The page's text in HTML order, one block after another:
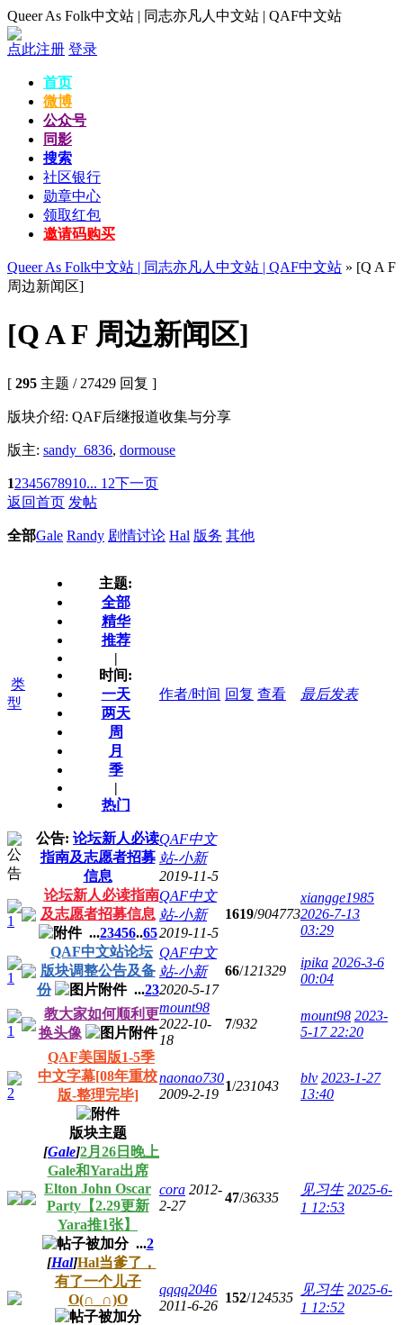
Queer As Folk中文站 | 同志亦凡人中文站 | QAF中文站
点此注册 登录
首页
微博
公众号
同影
搜索
社区银行
勋章中心
领取红包
邀请码购买
Queer As Folk中文站 | 同志亦凡人中文站 | QAF中文站 » [Q A F
周边新闻区]
[Q A F 周边新闻区]
[ 295 主题 / 27429 回复 ]
版块介绍: QAF后继报道收集与分享
版主: sandy_6836, dormouse
12345678910... 12下一页
返回首页 发帖
全部Gale Randy 剧情讨论 Hal 版务 其他
类
型
主题:
全部
精华
推荐
|
时间:
一天
两天
周
月
季
|
热门
作者/时间 回复 查看 最后发表
公告: 论坛新人必读
指南及志愿者招募
信息
QAF中文
站-小新
2019-11-5
论坛新人必读指南
及志愿者招募信息
...23456..65
QAF中文
站-小新
2019-11-5
1619/904773
xiangge1985
2026-7-13
03:29
QAF中文站论坛
版块调整公告及备
份
...23
QAF中文
站-小新
2020-5-17
66/121329
ipika 2026-3-6
00:04
教大家如何顺利更
换头像
mount98
2022-10-
18
7/932
mount98 2023-
5-17 22:20
QAF美国版1-5季
中文字幕[08年重校
版-整理完毕]
naonao730
2009-2-19
1/231043
blv 2023-1-27
13:40
版块主题
[Gale]2月26日晚上
Gale和Yara出席
Elton John Oscar
Party【2.29更新
Yara推1张】
...2
cora 2012-
2-27
47/36335
见习生 2025-6-
1 12:53
[Hal]Hal当爹了，
有了一个儿子
O(∩_∩)O
qqqq2046
2011-6-26
152/124535
见习生 2025-6-
1 12:52